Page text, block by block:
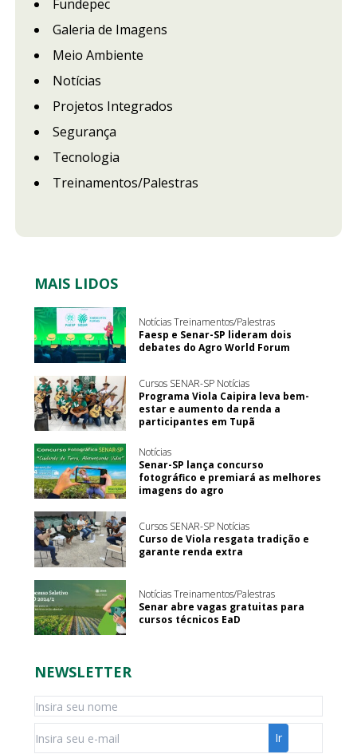
Fundepec
Galeria de Imagens
Meio Ambiente
Notícias
Projetos Integrados
Segurança
Tecnologia
Treinamentos/Palestras
MAIS LIDOS
Notícias Treinamentos/Palestras
Faesp e Senar-SP lideram dois
debates do Agro World Forum
Cursos SENAR-SP Notícias
Programa Viola Caipira leva bem-
estar e aumento da renda a
participantes em Tupã
Notícias
Senar-SP lança concurso
fotográfico e premiará as melhores
imagens do agro
Cursos SENAR-SP Notícias
Curso de Viola resgata tradição e
garante renda extra
Notícias Treinamentos/Palestras
Senar abre vagas gratuitas para
cursos técnicos EaD
NEWSLETTER